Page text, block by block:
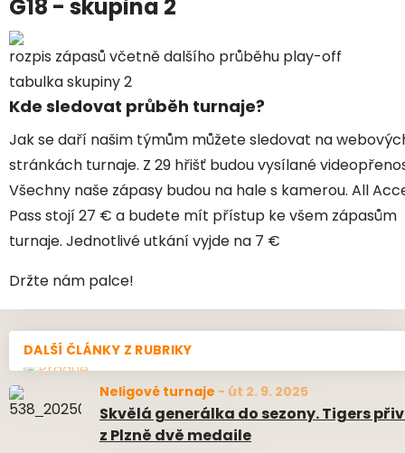
DALŠÍ ČLÁNKY Z RUBRIKY
Neligové turnaje - út 2. 9. 2025
Skvělá generálka do sezony. Tigers
z Plzně dvě medaile
G18 - skupina 2
rozpis zápasů včetně dalšího průběhu play-off
tabulka skupiny 2
Kde sledovat průběh turnaje?
Jak se daří našim týmům můžete sledovat na
stránkách turnaje. Z 29 hřišť budou vysílané
Všechny naše zápasy budou na hale s kamerou. All
Pass stojí 27 € a budete mít přístup ke všem zápasům
turnaje. Jednotlivé utkání vyjde na 7 €
Držte nám palce!